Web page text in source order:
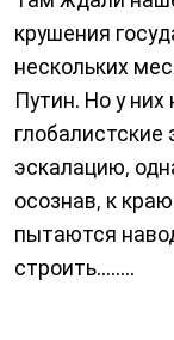
крушения
нескольких
Путин. Но у
эскалацию,
осознав, к
пытаются
строить........